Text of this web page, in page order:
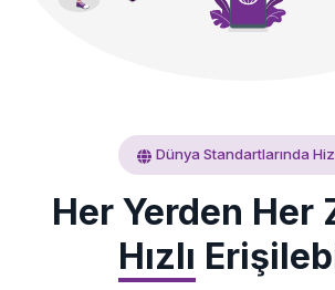
Dünya Standartlarında
Her Yerden Her
Hızlı